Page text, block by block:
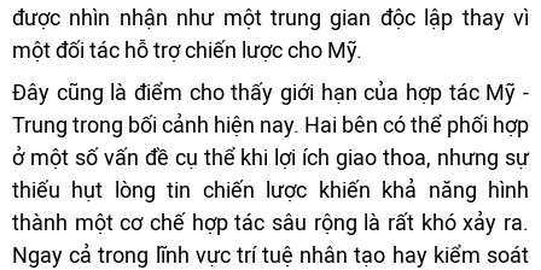
được nhìn nhận như một trung gian độc lập thay vì
một đối tác hỗ trợ chiến lược cho Mỹ.
Đây cũng là điểm cho thấy giới hạn của hợp tác Mỹ -
Trung trong bối cảnh hiện nay. Hai bên có thể phối hợp
ở một số vấn đề cụ thể khi lợi ích giao thoa, nhưng sự
thiếu hụt lòng tin chiến lược khiến khả năng hình
thành một cơ chế hợp tác sâu rộng là rất khó xảy ra.
Ngay cả trong lĩnh vực trí tuệ nhân tạo hay kiểm soát